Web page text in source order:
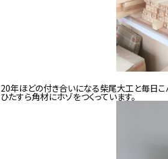
20年ほどの付き合いになる柴尾大工と毎日こ
ひたすら角材にホゾをつくっています。